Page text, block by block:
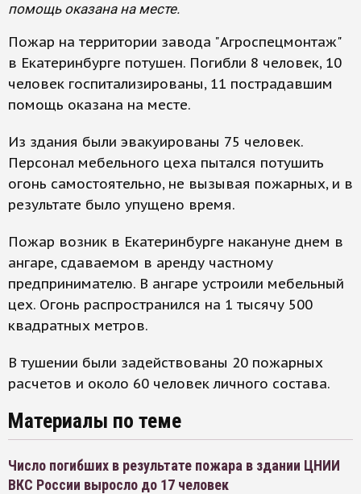
помощь оказана на месте.
Пожар на территории завода "Агроспецмонтаж"
в Екатеринбурге потушен. Погибли 8 человек, 10
человек госпитализированы, 11 пострадавшим
помощь оказана на месте.
Из здания были эвакуированы 75 человек.
Персонал мебельного цеха пытался потушить
огонь самостоятельно, не вызывая пожарных, и в
результате было упущено время.
Пожар возник в Екатеринбурге накануне днем в
ангаре, сдаваемом в аренду частному
предпринимателю. В ангаре устроили мебельный
цех. Огонь распространился на 1 тысячу 500
квадратных метров.
В тушении были задействованы 20 пожарных
расчетов и около 60 человек личного состава.
Материалы по теме
Число погибших в результате пожара в здании ЦНИИ
ВКС России выросло до 17 человек